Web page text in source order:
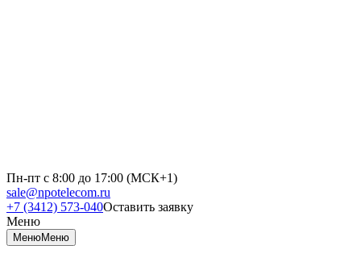
Пн-пт с 8:00 до 17:00 (МСК+1)
sale@npotelecom.ru
+7 (3412) 573-040Оставить заявку
Меню
МенюМеню